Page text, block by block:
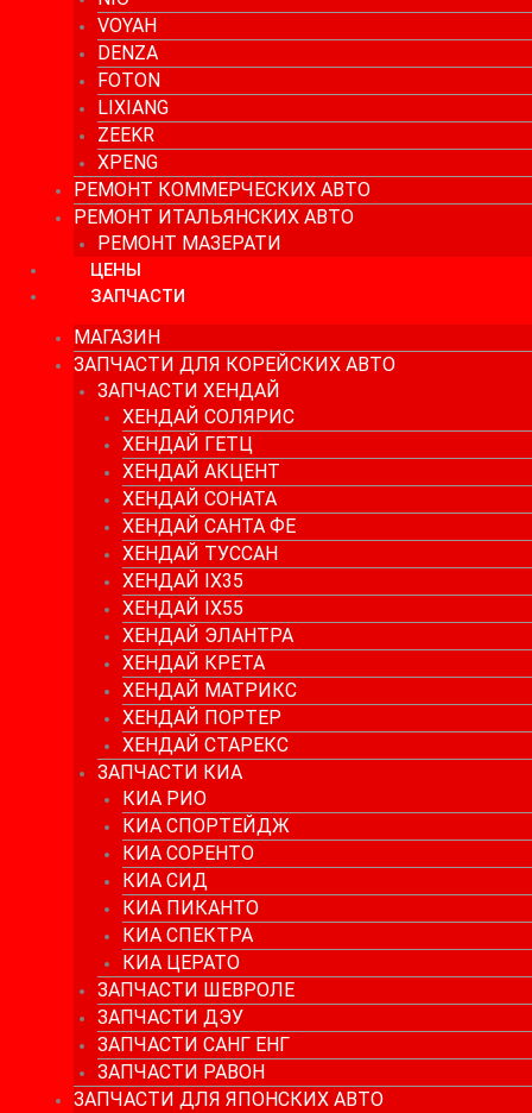
VOYAH
DENZA
FOTON
LIXIANG
ZEEKR
XPENG
РЕМОНТ КОММЕРЧЕСКИХ АВТО
РЕМОНТ ИТАЛЬЯНСКИХ АВТО
РЕМОНТ МАЗЕРАТИ
ЦЕНЫ
ЗАПЧАСТИ
МАГАЗИН
ЗАПЧАСТИ ДЛЯ КОРЕЙСКИХ АВТО
ЗАПЧАСТИ ХЕНДАЙ
ХЕНДАЙ СОЛЯРИС
ХЕНДАЙ ГЕТЦ
ХЕНДАЙ АКЦЕНТ
ХЕНДАЙ СОНАТА
ХЕНДАЙ САНТА ФЕ
ХЕНДАЙ ТУССАН
ХЕНДАЙ IX35
ХЕНДАЙ IX55
ХЕНДАЙ ЭЛАНТРА
ХЕНДАЙ КРЕТА
ХЕНДАЙ МАТРИКС
ХЕНДАЙ ПОРТЕР
ХЕНДАЙ СТАРЕКС
ЗАПЧАСТИ КИА
КИА РИО
КИА СПОРТЕЙДЖ
КИА СОРЕНТО
КИА СИД
КИА ПИКАНТО
КИА СПЕКТРА
КИА ЦЕРАТО
ЗАПЧАСТИ ШЕВРОЛЕ
ЗАПЧАСТИ ДЭУ
ЗАПЧАСТИ САНГ ЕНГ
ЗАПЧАСТИ РАВОН
ЗАПЧАСТИ ДЛЯ ЯПОНСКИХ АВТО